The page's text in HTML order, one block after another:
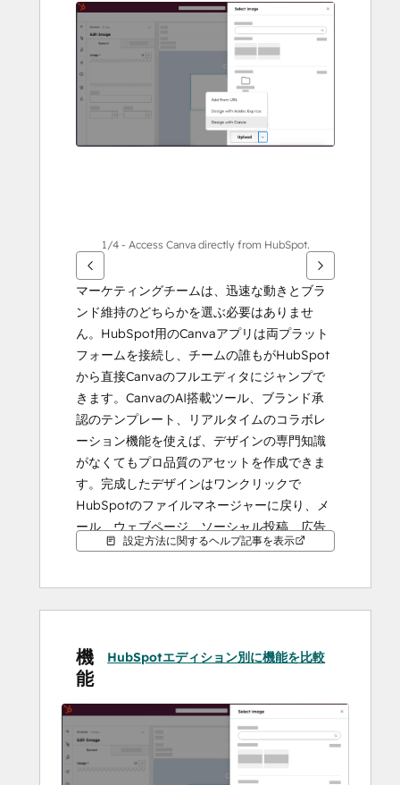
を
表
示
す
る
用
し
ま
す
1/4 - Access Canva directly from HubSpot.
マーケティングチームは、迅速な動きとブラ
ンド維持のどちらかを選ぶ必要はありませ
ん。HubSpot用のCanvaアプリは両プラット
フォームを接続し、チームの誰もがHubSpot
から直接Canvaのフルエディタにジャンプで
きます。CanvaのAI搭載ツール、ブランド承
認のテンプレート、リアルタイムのコラボレ
ーション機能を使えば、デザインの専門知識
がなくてもプロ品質のアセットを作成できま
す。完成したデザインはワンクリックで
HubSpotのファイルマネージャーに戻り、メ
ール、ウェブページ、ソーシャル投稿、広告
に展開できます。その結果、ループマーケテ
ンテンツができあがります。
設定方法に関するヘルプ記事を表示
機
能
HubSpotエディション別に機能を比較